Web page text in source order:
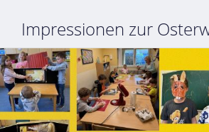
Impressionen zur